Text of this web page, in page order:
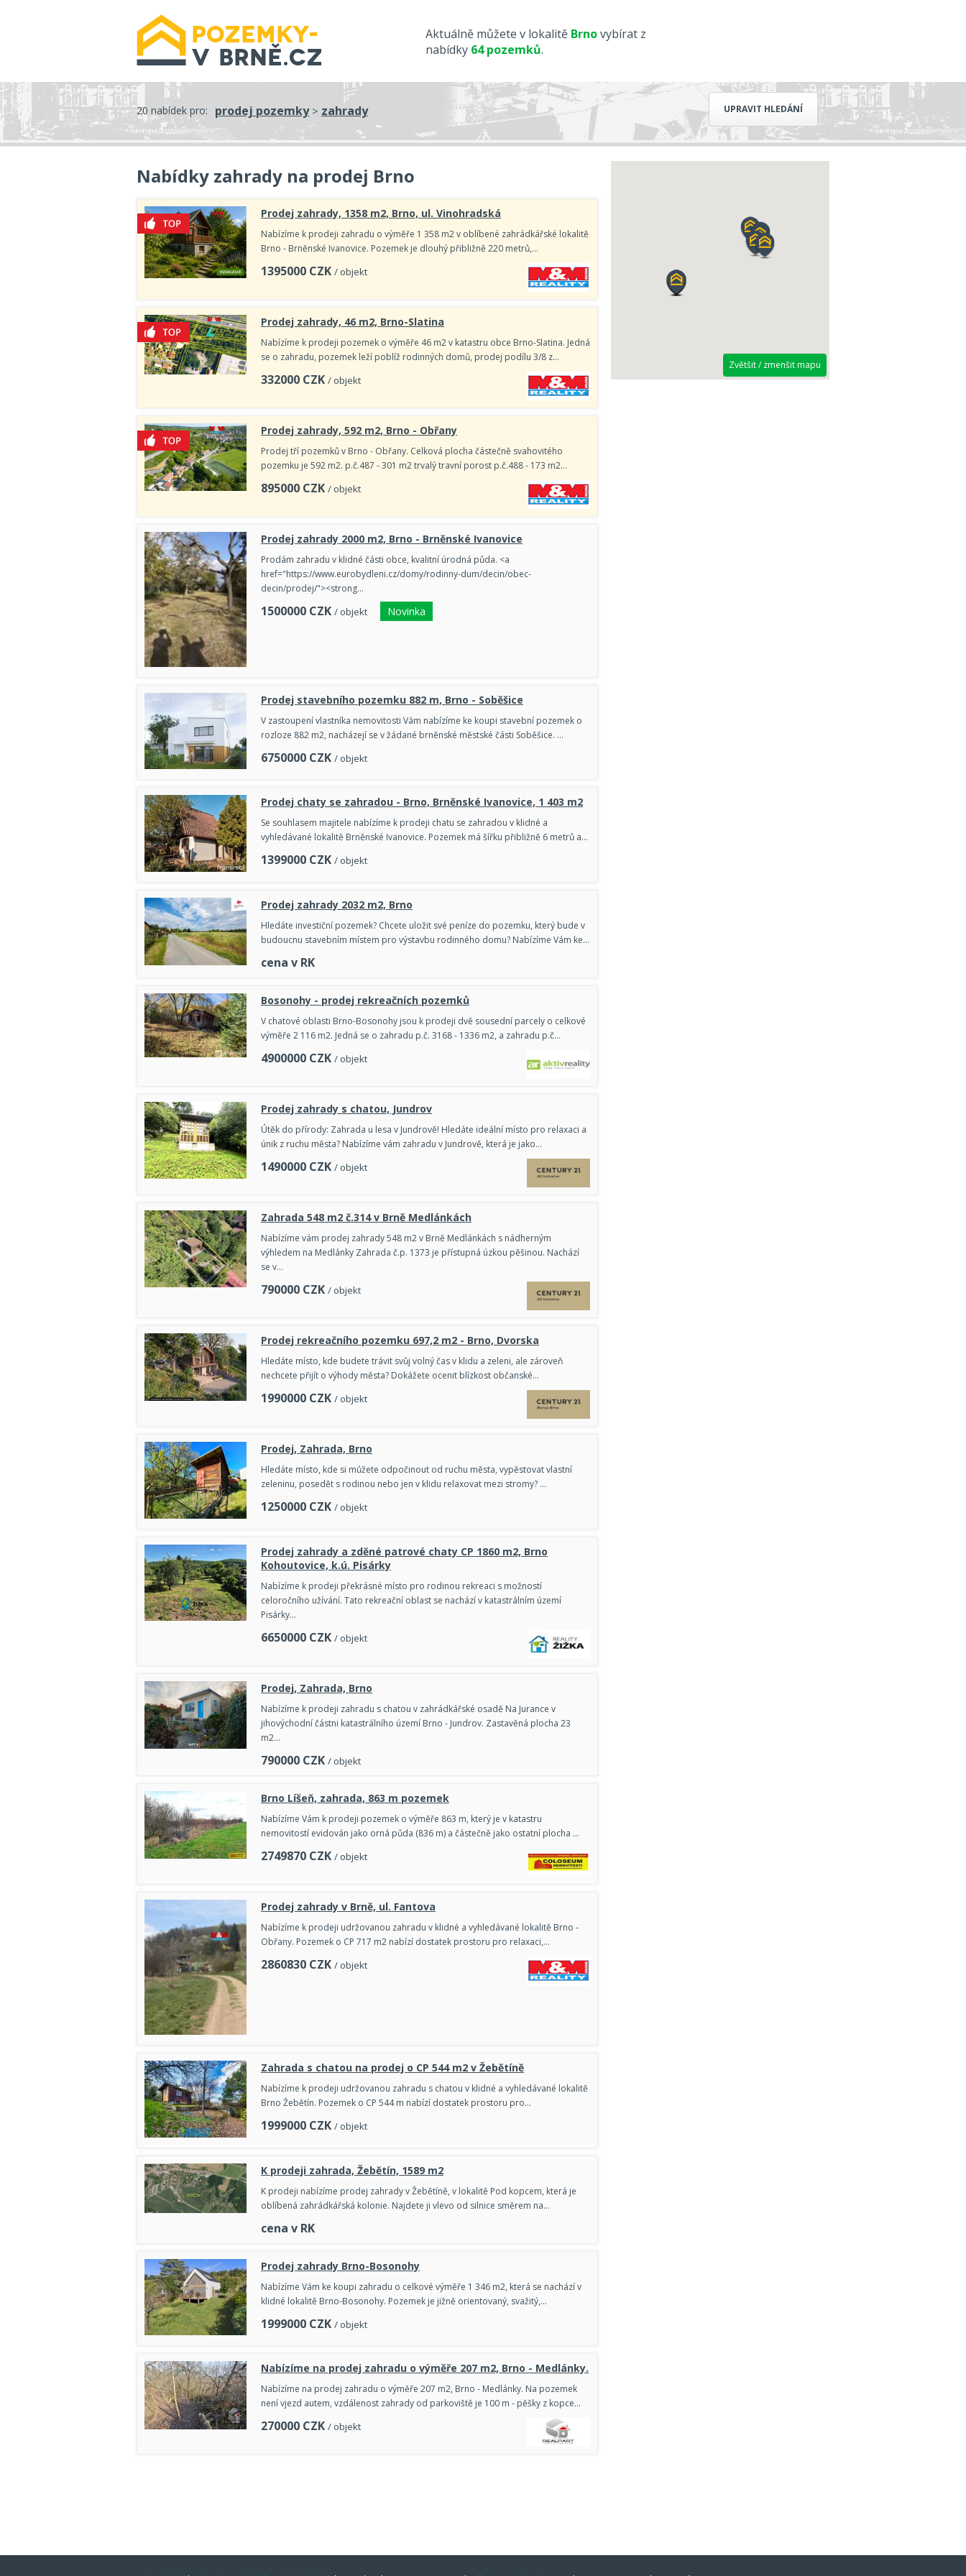
Aktuálně můžete v lokalitě Brnovybírat z
nabídky 64 pozemků.
UPRAVIT HLEDÁNÍ
20 nabídek pro: prodej pozemky> zahrady
Nabídky zahrady na prodej Brno
Prodej zahrady, 1358 m2, Brno, ul. Vinohradská
Nabízíme k prodeji zahradu o výměře 1 358 m2 v oblíbené zahrádkářské lokalitě
Brno - Brněnské Ivanovice. Pozemek je dlouhý přibližně 220 metrů,…
1395000 CZK / objekt
Prodej zahrady, 46 m2, Brno-Slatina
Nabízíme k prodeji pozemek o výměře 46 m2 v katastru obce Brno-Slatina. Jedná
se o zahradu, pozemek leží poblíž rodinných domů, prodej podílu 3/8 z…
332000 CZK / objekt
Prodej zahrady, 592 m2, Brno - Obřany
Prodej tří pozemků v Brno - Obřany. Celková plocha částečně svahovitého
pozemku je 592 m2. p.č.487 - 301 m2 trvalý travní porost p.č.488 - 173 m2…
895000 CZK / objekt
Prodej zahrady 2000 m2, Brno - Brněnské Ivanovice
Prodám zahradu v klidné části obce, kvalitní úrodná půda. <a
href="https://www.eurobydleni.cz/domy/rodinny-dum/decin/obec-
decin/prodej/"><strong…
1500000 CZK / objekt Novinka
Prodej stavebního pozemku 882 m, Brno - Soběšice
V zastoupení vlastníka nemovitosti Vám nabízíme ke koupi stavební pozemek o
rozloze 882 m2, nacházejí se v žádané brněnské městské části Soběšice. …
6750000 CZK / objekt
Prodej chaty se zahradou - Brno, Brněnské Ivanovice, 1 403 m2
Se souhlasem majitele nabízíme k prodeji chatu se zahradou v klidné a
vyhledávané lokalitě Brněnské Ivanovice. Pozemek má šířku přibližně 6 metrů a…
1399000 CZK / objekt
Prodej zahrady 2032 m2, Brno
Hledáte investiční pozemek? Chcete uložit své peníze do pozemku, který bude v
budoucnu stavebním místem pro výstavbu rodinného domu? Nabízíme Vám ke…
cena v RK
Bosonohy - prodej rekreačních pozemků
V chatové oblasti Brno-Bosonohy jsou k prodeji dvě sousední parcely o celkové
výměře 2 116 m2. Jedná se o zahradu p.č. 3168 - 1336 m2, a zahradu p.č…
4900000 CZK / objekt
Prodej zahrady s chatou, Jundrov
Útěk do přírody: Zahrada u lesa v Jundrově! Hledáte ideální místo pro relaxaci a
únik z ruchu města? Nabízíme vám zahradu v Jundrově, která je jako…
1490000 CZK / objekt
Zahrada 548 m2 č.314 v Brně Medlánkách
Nabízíme vám prodej zahrady 548 m2 v Brně Medlánkách s nádherným
výhledem na Medlánky Zahrada č.p. 1373 je přístupná úzkou pěšinou. Nachází
se v…
790000 CZK / objekt
Prodej rekreačního pozemku 697,2 m2 - Brno, Dvorska
Hledáte místo, kde budete trávit svůj volný čas v klidu a zeleni, ale zároveň
nechcete přijít o výhody města? Dokážete ocenit blízkost občanské…
1990000 CZK / objekt
Prodej, Zahrada, Brno
Hledáte místo, kde si můžete odpočinout od ruchu města, vypěstovat vlastní
zeleninu, posedět s rodinou nebo jen v klidu relaxovat mezi stromy? …
1250000 CZK / objekt
Prodej zahrady a zděné patrové chaty CP 1860 m2, Brno
Kohoutovice, k.ú. Pisárky
Nabízíme k prodeji překrásné místo pro rodinou rekreaci s možností
celoročního užívání. Tato rekreační oblast se nachází v katastrálním území
Pisárky…
6650000 CZK / objekt
Prodej, Zahrada, Brno
Nabízíme k prodeji zahradu s chatou v zahrádkářské osadě Na Jurance v
jihovýchodní částni katastrálního území Brno - Jundrov. Zastavěná plocha 23
m2…
790000 CZK / objekt
Brno Líšeň, zahrada, 863 m pozemek
Nabízíme Vám k prodeji pozemek o výměře 863 m, který je v katastru
nemovitostí evidován jako orná půda (836 m) a částečně jako ostatní plocha …
2749870 CZK / objekt
Prodej zahrady v Brně, ul. Fantova
Nabízíme k prodeji udržovanou zahradu v klidné a vyhledávané lokalitě Brno -
Obřany. Pozemek o CP 717 m2 nabízí dostatek prostoru pro relaxaci,…
2860830 CZK / objekt
Zahrada s chatou na prodej o CP 544 m2 v Žebětíně
Nabízíme k prodeji udržovanou zahradu s chatou v klidné a vyhledávané lokalitě
Brno Žebětín. Pozemek o CP 544 m nabízí dostatek prostoru pro…
1999000 CZK / objekt
K prodeji zahrada, Žebětín, 1589 m2
K prodeji nabízíme prodej zahrady v Žebětíně, v lokalitě Pod kopcem, která je
oblíbená zahrádkářská kolonie. Najdete ji vlevo od silnice směrem na…
cena v RK
Prodej zahrady Brno-Bosonohy
Nabízíme Vám ke koupi zahradu o celkové výměře 1 346 m2, která se nachází v
klidné lokalitě Brno-Bosonohy. Pozemek je jižně orientovaný, svažitý,…
1999000 CZK / objekt
Nabízíme na prodej zahradu o výměře 207 m2, Brno - Medlánky.
Nabízíme na prodej zahradu o výměře 207 m2, Brno - Medlánky. Na pozemek
není vjezd autem, vzdálenost zahrady od parkoviště je 100 m - pěšky z kopce…
270000 CZK / objekt
Zvětšit / zmenšit mapu